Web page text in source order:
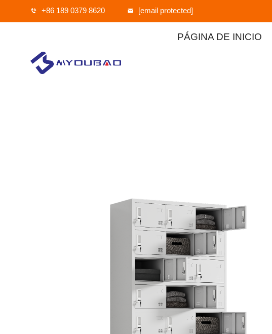
+86 189 0379 8620 [email protected]
PÁGINA DE INICIO